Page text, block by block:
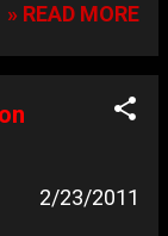
凍仁有找到
是不像官方
» READ MORE
2/23/2011